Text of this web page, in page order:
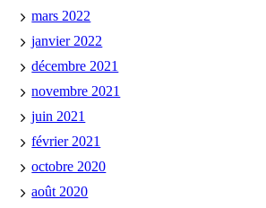
mars 2022
janvier 2022
décembre 2021
novembre 2021
juin 2021
février 2021
octobre 2020
août 2020